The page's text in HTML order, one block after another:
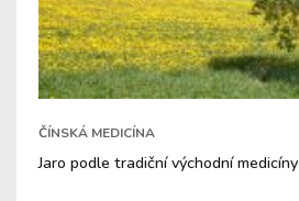
ČÍNSKÁ MEDICÍNA
Jaro podle tradiční východní medicíny